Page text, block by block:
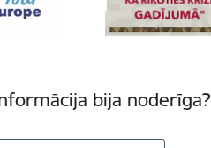
bija noderīga?